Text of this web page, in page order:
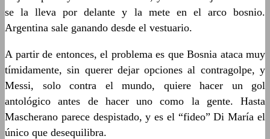
se la lleva por delante y la mete en el arco bosnio.
Argentina sale ganando desde el vestuario.
A partir de entonces, el problema es que Bosnia ataca muy
tímidamente, sin querer dejar opciones al contragolpe, y
Messi, solo contra el mundo, quiere hacer un gol
antológico antes de hacer uno como la gente. Hasta
Mascherano parece despistado, y es el “fideo” Di María el
único que desequilibra.